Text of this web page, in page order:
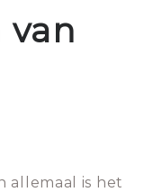
van
allemaal is het